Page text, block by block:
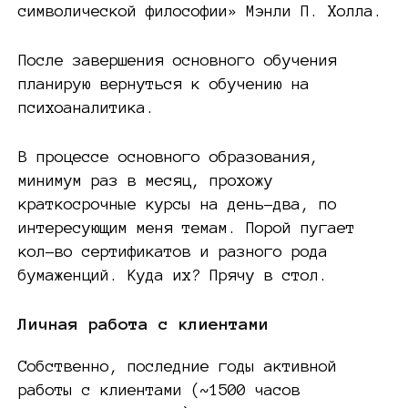
символической философии» Мэнли П. Холла.
После завершения основного обучения
планирую вернуться к обучению на
психоаналитика.
В процессе основного образования,
минимум раз в месяц, прохожу
краткосрочные курсы на день-два, по
интересующим меня темам. Порой пугает
кол-во сертификатов и разного рода
бумаженций. Куда их? Прячу в стол.
Личная работа с клиентами
Собственно, последние годы активной
работы с клиентами (~1500 часов